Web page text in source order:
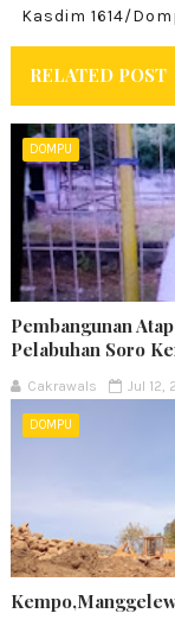
Kasdim 1614/
RELATED POST
DOMPU
Pembangunan
Pelabuhan Soro
Cakrawals Jul 12,
DOMPU